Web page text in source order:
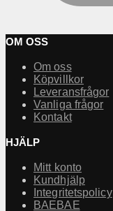
OM OSS
Om oss
Köpvillkor
Leveransfrågor
Vanliga frågor
Kontakt
HJÄLP
Mitt konto
Kundhjälp
Integritetspolicy
BAEBAE